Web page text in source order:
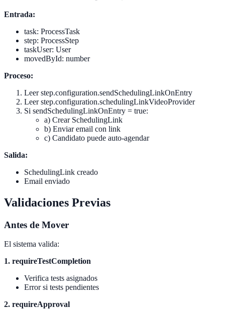
Entrada:
task: ProcessTask
step: ProcessStep
taskUser: User
movedById: number
Proceso:
Leer step.configuration.sendSchedulingLinkOnEntry
Leer step.configuration.schedulingLinkVideoProvider
Si sendSchedulingLinkOnEntry = true:
a) Crear SchedulingLink
b) Enviar email con link
c) Candidato puede auto-agendar
Salida:
SchedulingLink creado
Email enviado
Validaciones Previas
Antes de Mover
El sistema valida:
1. requireTestCompletion
Verifica tests asignados
Error si tests pendientes
2. requireApproval